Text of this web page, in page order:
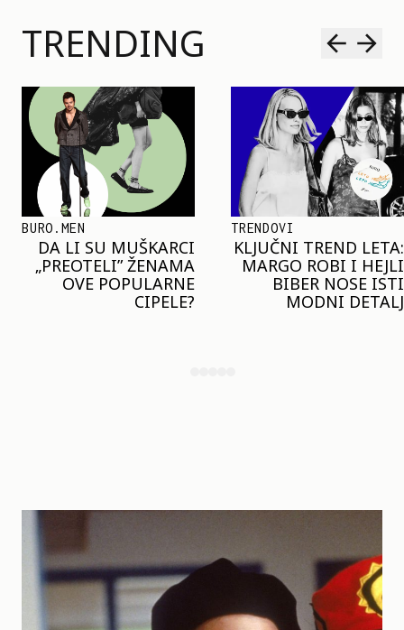
TRENDING
TRENDOVI
KLJUČNI TREND LETA:
MARGO ROBI I HEJLI
BIBER NOSE ISTI
MODNI DETALJ
SHOPPING
JOŠ JE RANO ZA JAKNE
– ALI U RESERVED JE
STIGAO MODEL KOJI
ĆE BITI VELIKI TREND